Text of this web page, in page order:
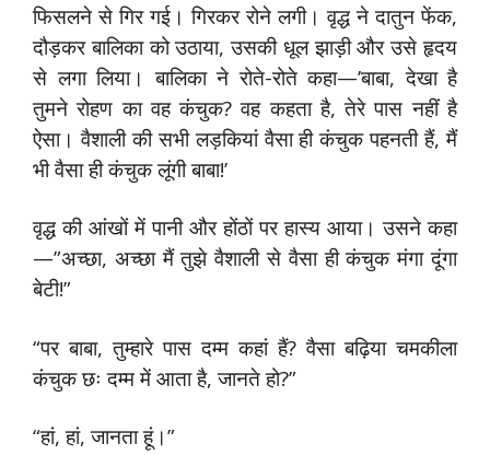
फिसलने से गिर गई। गिरकर रोने लगी। वृद्ध ने दातुन फेंक,
दौड़कर बालिका को उठाया, उसकी धूल झाड़ी और उसे हृदय
से लगा लिया। बालिका ने रोते-रोते कहा—’बाबा, देखा है
तुमने रोहण का वह कंचुक? वह कहता है, तेरे पास नहीं है
ऐसा। वैशाली की सभी लड़कियां वैसा ही कंचुक पहनती हैं, मैं
भी वैसा ही कंचुक लूंगी बाबा!’
वृद्ध की आंखों में पानी और होंठों पर हास्य आया। उसने कहा
—”अच्छा, अच्छा मैं तुझे वैशाली से वैसा ही कंचुक मंगा दूंगा
बेटी!”
“पर बाबा, तुम्हारे पास दम्म कहां हैं? वैसा बढ़िया चमकीला
कंचुक छः दम्म में आता है, जानते हो?”
“हां, हां, जानता हूं।”